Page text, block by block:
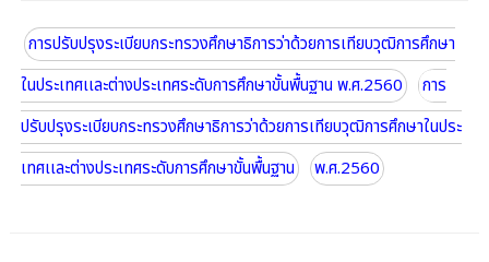
การปรับปรุงระเบียบกระทรวงศึกษาธิการว่าด้วยการเทียบวุฒิการศึกษา
ในประเทศเเละต่างประเทศระดับการศึกษาขั้นพื้นฐาน พ.ศ.2560
การ
ปรับปรุงระเบียบกระทรวงศึกษาธิการว่าด้วยการเทียบวุฒิการศึกษาในประ
เทศเเละต่างประเทศระดับการศึกษาขั้นพื้นฐาน
พ.ศ.2560